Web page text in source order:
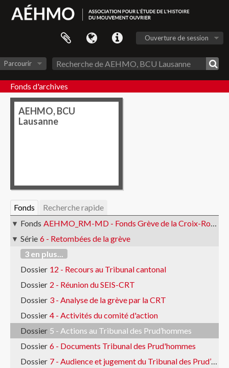
Ouverture de session
Parcourir
Fonds d'archives
AEHMO, BCU
Lausanne
Fonds
Recherche rapide
Fonds AEHMO_RM-MD - Fonds Grève de la Croix-Rouge
Série 6 - Retombées de la grève
3 en plus...
Dossier 12 - Recours au Tribunal cantonal
Dossier 2 - Réunion du SEIS-CRT
Dossier 3 - Analyse de la grève par la CRT
Dossier 4 - Activités du comité d'action
Dossier 5 - Actions au Tribunal des Prud’hommes
Dossier 6 - Documents Tribunal des Prud'hommes
Dossier 7 - Audience et jugement du Tribunal des Prud’hommes